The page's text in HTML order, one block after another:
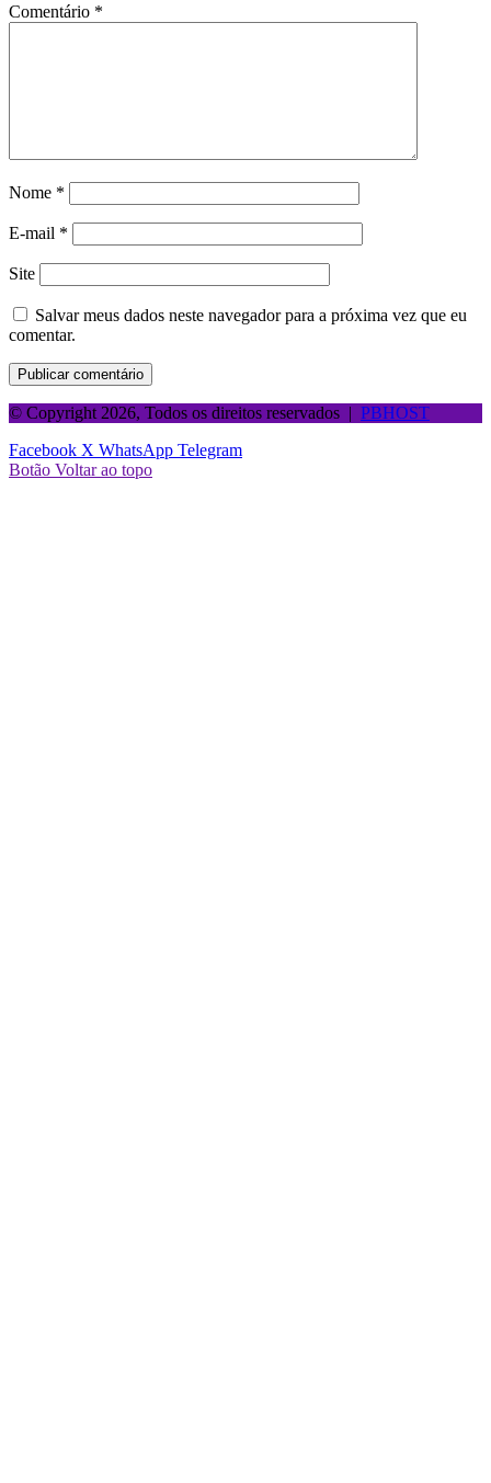
Comentário *
Nome *
E-mail *
Site
Salvar meus dados neste navegador para a próxima vez que eu
comentar.
© Copyright 2026, Todos os direitos reservados | PBHOST
Facebook X WhatsApp Telegram
Botão Voltar ao topo